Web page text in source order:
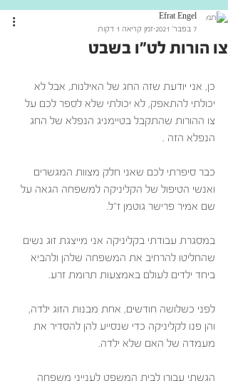
צו הורות לט"ו בשבט
Efrat Engel
7 בפבר׳ 2021
זמן קריאה 1 דקות
כן, אני יודעת שזה החג של האילנות, אבל לא
יכולתי להתאפק, לא יכולתי שלא לספר לכם על
צו ההורות שהתקבל בטיימניג הנפלא של החג
הנפלא הזה .
כבר סיפרתי לכם שאני חלק מצוות המגשרים
ואנשי הטיפול של הקליניקה למשפחה הגאה על
שם אמיר פרישר גוטמן ז"ל.
במסגרת עבודתי בקליניקה אני מייצגת זוג נשים
שהחליטו להרחיב את המשפחה שלהן ולהביא
ביחד ילדים לעולם באמצעות תרומת זרע.
לפני כשלושה חודשים, אחת מבנות הזוג ילדה,
והן פנו לקליניקה כדי שנסייע להן להסדיר את
מעמדה של האם שלא ילדה.
הגשתי עבורן לבית המשפט לענייני משפחה